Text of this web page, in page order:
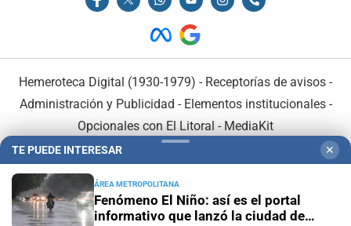
Hemeroteca Digital (1930-1979) - Receptorías de avisos -
Administración y Publicidad - Elementos institucionales-
Opcionales con El Litoral - MediaKit
TE PUEDE INTERESAR ✕
ÁREA METROPOLITANA
Fenómeno El Niño: así es el portal
informativo que lanzó la ciudad de